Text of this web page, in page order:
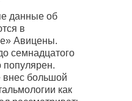
данные об
в
Авицены.
семнадцатого
популярен.
внес большой
как